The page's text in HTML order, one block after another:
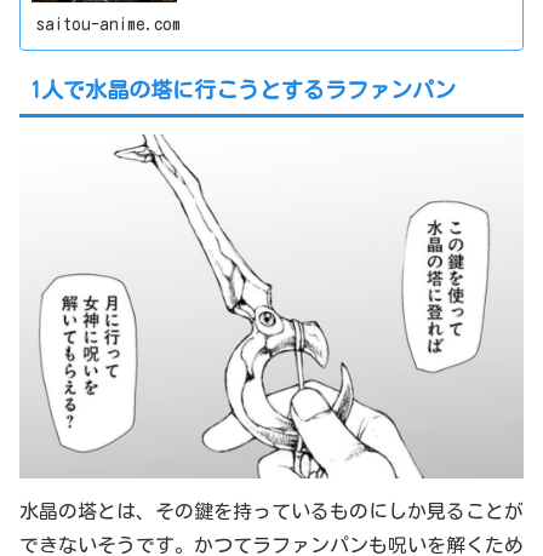
saitou-anime.com
1人で水晶の塔に行こうとするラファンパン
水晶の塔とは、その鍵を持っているものにしか見ることが
できないそうです。かつてラファンパンも呪いを解くため